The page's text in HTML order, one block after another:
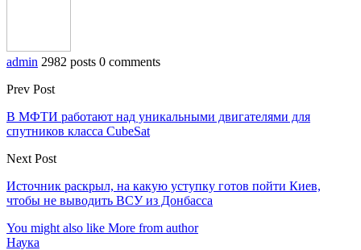
admin 2982 posts 0 comments
Prev Post
В МФТИ работают над уникальными двигателями для
спутников класса CubeSat
Next Post
Источник раскрыл, на какую уступку готов пойти Киев,
чтобы не выводить ВСУ из Донбасса
You might also like More from author
Наука